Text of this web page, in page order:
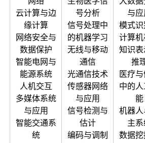
云计算与边
缘计算
网络安全与
数据保护
智能电网与
能源系统
人机交互
多媒体系统
与应用
智能交通系
统
号分析
信号处理中
的机器学习
无线与移动
通信
光通信技术
传感器网络
与应用
信号检测与
估计
编码与调制
与应
模式识
计算机
知识表
推
医疗
中的人
能
机器人
主系
数据挖